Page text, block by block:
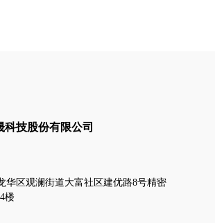
科技股份有限公司
华区观澜街道大富社区建优路8号精密
楼